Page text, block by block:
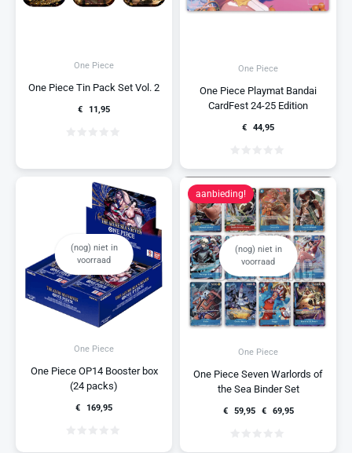
One Piece
One Piece Tin Pack Set Vol. 2
€ 11,95
One Piece
One Piece Playmat Bandai
CardFest 24-25 Edition
€ 44,95
(nog) niet in
voorraad
One Piece
One Piece OP14 Booster box
(24 packs)
€ 169,95
(nog) niet in
voorraad
One Piece
One Piece Seven Warlords of
the Sea Binder Set
€ 69,95
€ 59,95
aanbieding!